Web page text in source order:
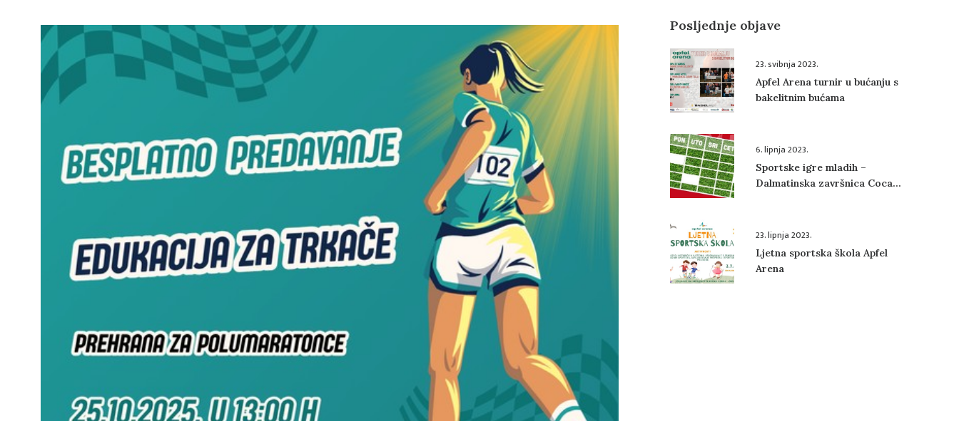
Posljednje objave
23. svibnja 2023.
Apfel Arena turnir u bućanju s
bakelitnim bućama
6. lipnja 2023.
Sportske igre mladih –
Dalmatinska završnica Coca
23. lipnja 2023.
Ljetna sportska škola Apfel
Arena